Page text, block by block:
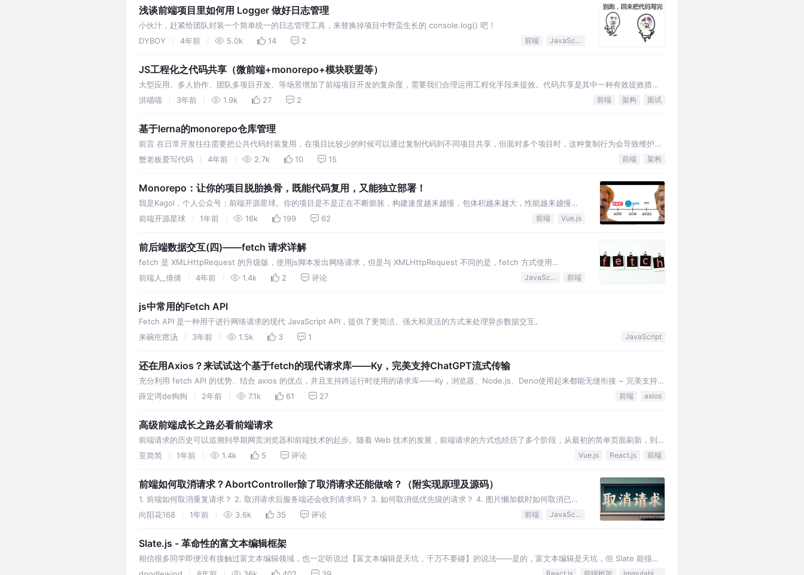
浅谈前端项目里如何用 Logger 做好日志管理
小伙汁，赶紧给团队封装一个简单统一的日志管理工具，来替换掉项目中野蛮生长的 console.log() 吧！
DYBOY
4年前 5.0k 14 2 前端 JavaScript
JS工程化之代码共享（微前端+monorepo+模块联盟等）
大型应用、多人协作、团队多项目开发、等场景增加了前端项目开发的复杂度，需要我们合理运用工程化手段来提效。代码共享是其中一种有效提效措
施。只要了解不同方案，我们才能结合业务需要给出最合适的工程化解决方案
洪喵喵 3年前 1.9k 27 2 前端 架构 面试
基于lerna的monorepo仓库管理
前言 在日常开发往往需要把公共代码封装复用，在项目比较少的时候可以通过复制代码到不同项目共享，但面对多个项目时，这种复制行为会导致维护问
题。 为了解决这个问题，常见的办法是封装一个npm包发布到仓库或
蟹老板爱写代码 4年前 2.7k 10 15 前端 架构
Monorepo：让你的项目脱胎换骨，既能代码复用，又能独立部署！
我是Kagol，个人公众号：前端开源星球。你的项目是不是正在不断膨胀，构建速度越来越慢，包体积越来越大，性能越来越慢？
想拆分不同仓库分开维护，又担心代码不方便复用？你可能需要改造成Monorepo啦！
前端开源星球 1年前 16k 199 62 前端 Vue.js
前后端数据交互(四)——fetch 请求详解
fetch 是 XMLHttpRequest 的升级版，使用js脚本发出网络请求，但是与 XMLHttpRequest 不同的是，fetch 方式使用
Promise，相比 XMLHttpReques
前端人_倩倩 4年前 1.4k 2 评论 JavaScript 前端
js中常用的Fetch API
Fetch API 是一种用于进行网络请求的现代 JavaScript API，提供了更简洁、强大和灵活的方式来处理异步数据交互。
来碗疙瘩汤
3年前 1.5k 3 1 JavaScript
还在用Axios？来试试这个基于fetch的现代请求库——Ky，完美支持ChatGPT流式传输
充分利用 fetch API 的优势、结合 axios 的优点，并且支持跨运行时使用的请求库——Ky，浏览器、Node.js、Deno使用起来都能无缝衔接 ~ 完美支持
ChatGPT流式传输
薛定谔de狗狗 2年前 7.1k 61 27 前端 axios
高级前端成长之路必看前端请求
前端请求的历史可以追溯到早期网页浏览器和前端技术的起步。随着 Web 技术的发展，前端请求的方式也经历了多个阶段，从最初的简单页面刷新，到现
代的异步请求和复杂的数据交互。 下面是前端请求发展的主要历史
至简简 1年前 1.4k 5 评论 Vue.js React.js 前端
前端如何取消请求？AbortController除了取消请求还能做啥？（附实现原理及源码）
1. 前端如何取消重复请求？ 2. 取消请求后服务端还会收到请求吗？ 3. 如何取消低优先级的请求？ 4. 图片懒加载时如何取消已触
发但不在可视区的请求？ 5. AbortController还能做啥
向阳花168 1年前 3.6k 35 评论 前端 JavaScript
Slate.js - 革命性的富文本编辑框架
相信很多同学即便没有接触过富文本编辑领域，也一定听说过【富文本编辑是天坑，千万不要碰】的说法——是的，富文本编辑是天坑，但 Slate 能很好
地帮助你。下面会介绍富文本编辑的复杂度所在，以及 Slate 的解决方式。 富文本编辑领域和常规的前端开发相比，有个非常微妙的区别：在这…